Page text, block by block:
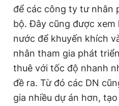
để các công ty tư nhân
bộ. Đây cũng được xem
nước để khuyến khích
nhân tham gia phát
thuê với tốc độ nhanh
đề ra. Từ đó các DN
gia nhiều dự án hơn,